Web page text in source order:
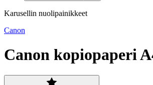
Karusellin nuolipainikkeet
Canon
Canon kopiopaperi